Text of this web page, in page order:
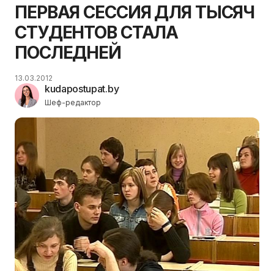
ПЕРВАЯ СЕССИЯ ДЛЯ ТЫСЯЧ
СТУДЕНТОВ СТАЛА
ПОСЛЕДНЕЙ
kudapostupat.by
Шеф-редактор
13.03.2012